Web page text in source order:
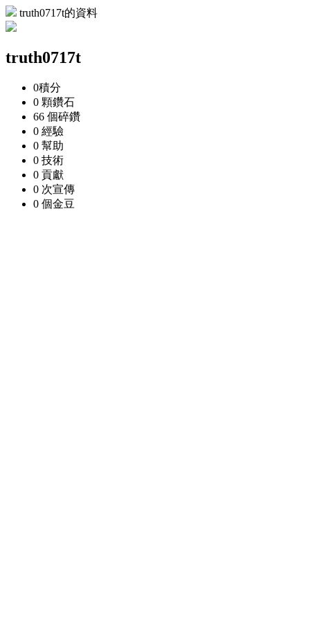
truth0717t的資料
truth0717t
0積分
0 顆鑽石
66 個碎鑽
0 經驗
0 幫助
0 技術
0 貢獻
0 次宣傳
0 個金豆